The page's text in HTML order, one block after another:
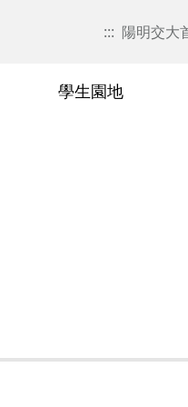
::: 陽明交大
學生園地